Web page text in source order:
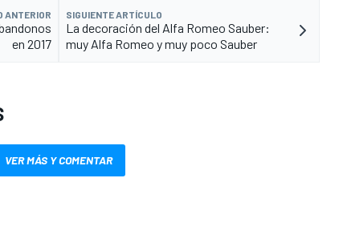
ANTERIOR
en 2017
SIGUIENTE ARTÍCULO
La decoración del Alfa Romeo Sauber:
muy Alfa Romeo y muy poco Sauber
VER MÁS Y COMENTAR